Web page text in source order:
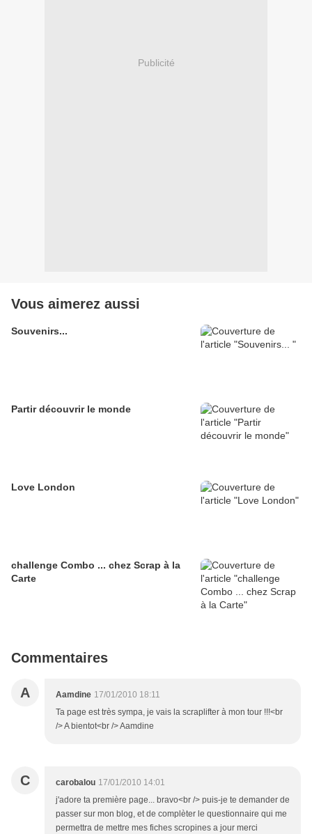
Publicité
Vous aimerez aussi
Souvenirs...
Partir découvrir le monde
Love London
challenge Combo ... chez Scrap à la
Carte
Commentaires
A Aamdine 17/01/2010 18:11
Ta page est très sympa, je vais la scraplifter à mon tour !!!<br
/> A bientot<br /> Aamdine
C carobalou 17/01/2010 14:01
j'adore ta première page... bravo<br /> puis-je te demander de
passer sur mon blog, et de complèter le questionnaire qui me
permettra de mettre mes fiches scropines a jour merci